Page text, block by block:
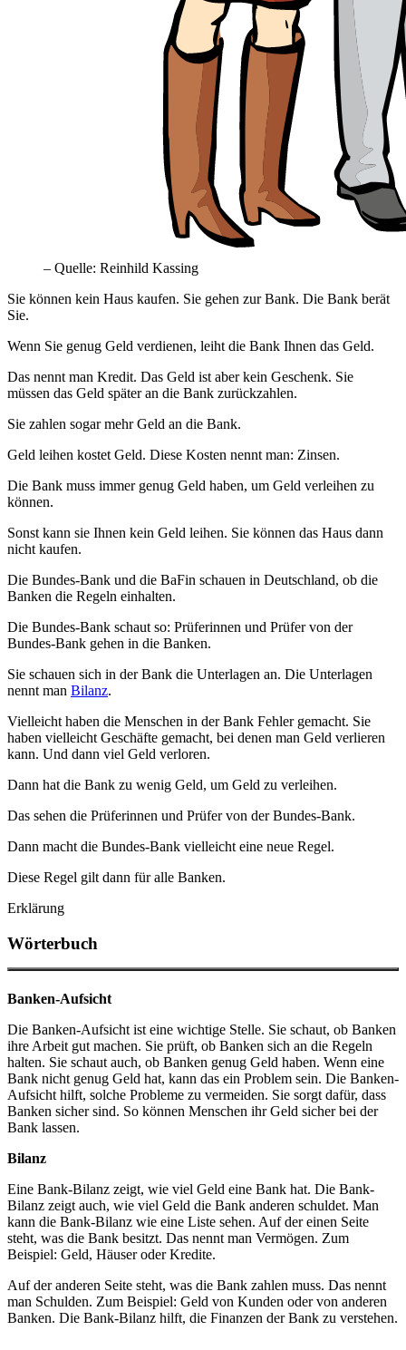
– Quelle: Reinhild Kassing
Sie können kein Haus kaufen. Sie gehen zur Bank. Die Bank berät
Sie.
Wenn Sie genug Geld verdienen, leiht die Bank Ihnen das Geld.
Das nennt man Kredit. Das Geld ist aber kein Geschenk. Sie
müssen das Geld später an die Bank zurückzahlen.
Sie zahlen sogar mehr Geld an die Bank.
Geld leihen kostet Geld. Diese Kosten nennt man: Zinsen.
Die Bank muss immer genug Geld haben, um Geld verleihen zu
können.
Sonst kann sie Ihnen kein Geld leihen. Sie können das Haus dann
nicht kaufen.
Die Bundes-Bank und die BaFin schauen in Deutschland, ob die
Banken die Regeln einhalten.
Die Bundes-Bank schaut so: Prüferinnen und Prüfervon der
Bundes-Bank gehen in die Banken.
Sie schauen sich in der Bank die Unterlagen an. Die Unterlagen
nennt man Bilanz.
Vielleicht haben die Menschen in der Bank Fehler gemacht. Sie
haben vielleicht Geschäfte gemacht, bei denen man Geld verlieren
kann. Und dann viel Geld verloren.
Dann hat die Bank zu wenig Geld, um Geld zu verleihen.
Das sehen die Prüferinnen und Prüfervon der Bundes-Bank.
Dann macht die Bundes-Bank vielleicht eine neue Regel.
Diese Regel gilt dann für alle Banken.
Erklärung
Wörterbuch
Banken-Aufsicht
Die Banken-Aufsicht ist eine wichtige Stelle. Sie schaut, ob Banken
ihre Arbeit gut machen. Sie prüft, ob Banken sich an die Regeln
halten. Sie schaut auch, ob Banken genug Geld haben. Wenn eine
Bank nicht genug Geld hat, kann das ein Problem sein. Die Banken-
Aufsicht hilft, solche Probleme zu vermeiden. Sie sorgt dafür, dass
Banken sicher sind. So können Menschen ihr Geld sicher bei der
Bank lassen.
Bilanz
Eine Bank-Bilanz zeigt, wie viel Geld eine Bank hat. Die Bank-
Bilanz zeigt auch, wie viel Geld die Bank anderen schuldet. Man
kann die Bank-Bilanz wie eine Liste sehen. Auf der einen Seite
steht, was die Bank besitzt. Das nennt man Vermögen. Zum
Beispiel: Geld, Häuser oder Kredite.
Auf der anderen Seite steht, was die Bank zahlen muss. Das nennt
man Schulden. Zum Beispiel: Geld von Kunden oder von anderen
Banken. Die Bank-Bilanz hilft, die Finanzen der Bank zu verstehen.